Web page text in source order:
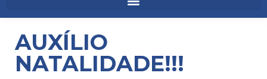
AUXÍLIO
NATALIDADE!!!